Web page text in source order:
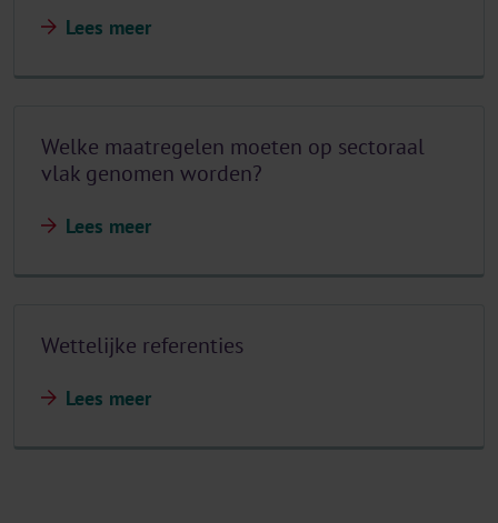
Lees meer
Welke maatregelen moeten op sectoraal
vlak genomen worden?
Lees meer
Wettelijke referenties
Lees meer